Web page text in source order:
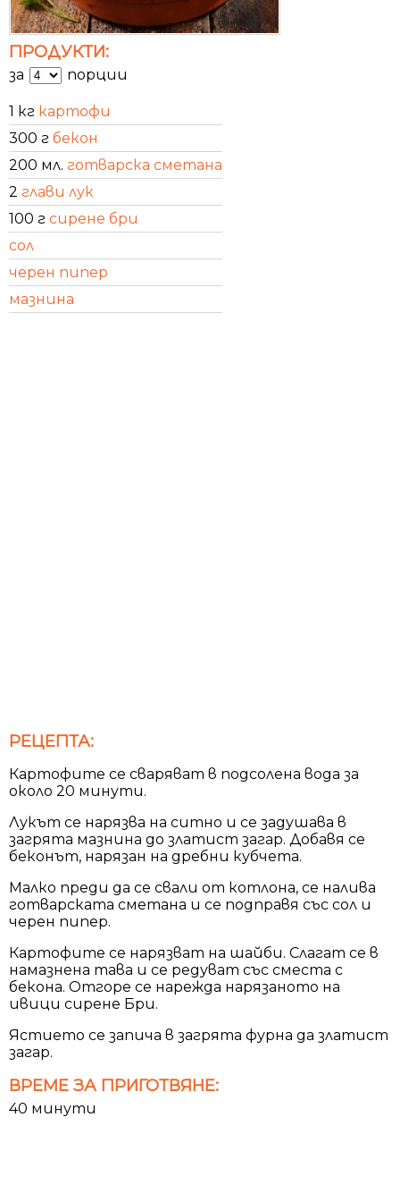
ПРОДУКТИ:
за порции
1 кг картофи
300 г бекон
200 мл. готварска сметана
2 глави лук
100 г сирене бри
сол
черен пипер
мазнина
РЕЦЕПТА:
Картофите се сваряват в подсолена вода за
около 20 минути.
Лукът се нарязва на ситно и се задушава в
загрята мазнина до златист загар. Добавя се
беконът, нарязан на дребни кубчета.
Малко преди да се свали от котлона, се налива
готварската сметана и се подправя със сол и
черен пипер.
Картофите се нарязват на шайби. Слагат се в
намазнена тава и се редуват със сместа с
бекона. Отгоре се нарежда нарязаното на
ивици сирене Бри.
Ястието се запича в загрята фурна да златист
загар.
ВРЕМЕ ЗА ПРИГОТВЯНЕ:
40 минути